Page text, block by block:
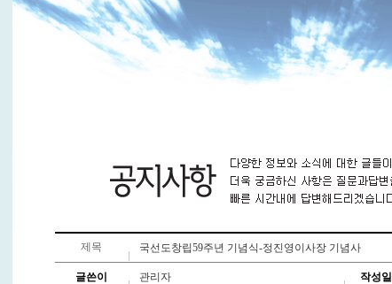
제목 국선도창립59주년 기념식-정진영이사장 기념사
글쓴이 관리자 작성일